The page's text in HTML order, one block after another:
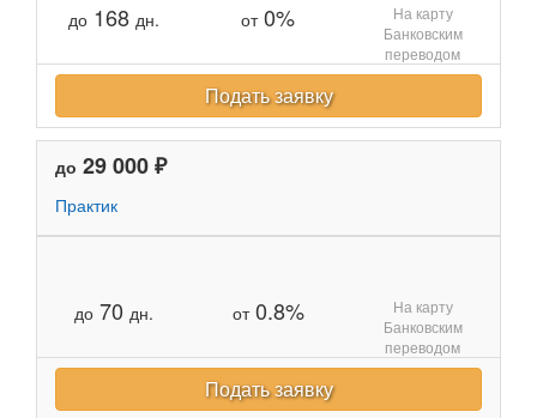
до 168 дн. от0%
На карту
Банковским
переводом
Подать заявку
до 29 000 ₽
Практик
до 70 дн. от0.8%
На карту
Банковским
переводом
Подать заявку